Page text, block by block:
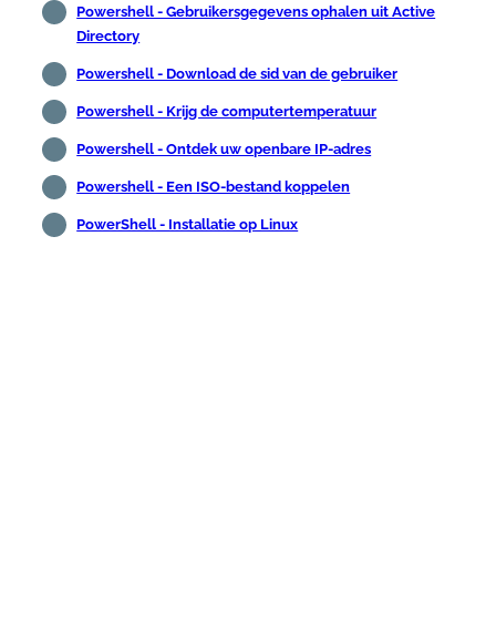
Powershell - Gebruikersgegevens ophalen uit Active
Directory
Powershell - Download de sid van de gebruiker
Powershell - Krijg de computertemperatuur
Powershell - Ontdek uw openbare IP-adres
Powershell - Een ISO-bestand koppelen
PowerShell - Installatie op Linux